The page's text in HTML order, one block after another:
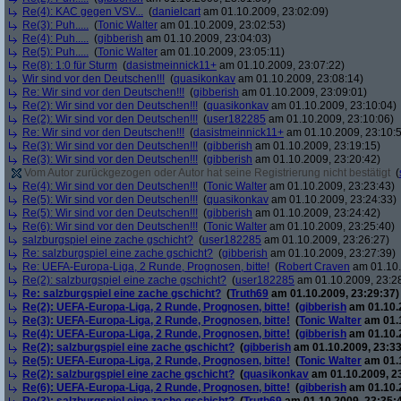
Re(4): KAC gegen VSV... (danielcart am 01.10.2009, 23:02:09)
Re(3): Puh..... (Tonic Walter am 01.10.2009, 23:02:53)
Re(4): Puh..... (gibberish am 01.10.2009, 23:04:03)
Re(5): Puh..... (Tonic Walter am 01.10.2009, 23:05:11)
Re(8): 1:0 für Sturm (dasistmeinnick11+ am 01.10.2009, 23:07:22)
Wir sind vor den Deutschen!!! (quasikonkav am 01.10.2009, 23:08:14)
Re: Wir sind vor den Deutschen!!! (gibberish am 01.10.2009, 23:09:01)
Re(2): Wir sind vor den Deutschen!!! (quasikonkav am 01.10.2009, 23:10:04)
Re(2): Wir sind vor den Deutschen!!! (user182285 am 01.10.2009, 23:10:06)
Re: Wir sind vor den Deutschen!!! (dasistmeinnick11+ am 01.10.2009,
Re(3): Wir sind vor den Deutschen!!! (gibberish am 01.10.2009, 23:19:15)
Re(3): Wir sind vor den Deutschen!!! (gibberish am 01.10.2009, 23:20:42)
Vom Autor zurückgezogen oder Autor hat seine Registrierung nicht bestätigt (
Re(4): Wir sind vor den Deutschen!!! (Tonic Walter am 01.10.2009, 23:23:43)
Re(5): Wir sind vor den Deutschen!!! (quasikonkav am 01.10.2009, 23:24:33)
Re(5): Wir sind vor den Deutschen!!! (gibberish am 01.10.2009, 23:24:42)
Re(6): Wir sind vor den Deutschen!!! (Tonic Walter am 01.10.2009, 23:25:40)
salzburgspiel eine zache gschicht? (user182285 am 01.10.2009, 23:26:27)
Re: salzburgspiel eine zache gschicht? (gibberish am 01.10.2009, 23:27:39)
Re: UEFA-Europa-Liga, 2 Runde, Prognosen, bitte! (Robert Craven am
Re(2): salzburgspiel eine zache gschicht? (user182285 am 01.10.2009,
Re: salzburgspiel eine zache gschicht? (Truth69 am 01.10.2009, 23:29:37)
Re(2): UEFA-Europa-Liga, 2 Runde, Prognosen, bitte! (gibberish am
Re(3): UEFA-Europa-Liga, 2 Runde, Prognosen, bitte! (Tonic Walter am
Re(4): UEFA-Europa-Liga, 2 Runde, Prognosen, bitte! (gibberish am
Re(2): salzburgspiel eine zache gschicht? (gibberish am 01.10.2009,
Re(5): UEFA-Europa-Liga, 2 Runde, Prognosen, bitte! (Tonic Walter am
Re(2): salzburgspiel eine zache gschicht? (quasikonkav am 01.10.2009,
Re(6): UEFA-Europa-Liga, 2 Runde, Prognosen, bitte! (gibberish am